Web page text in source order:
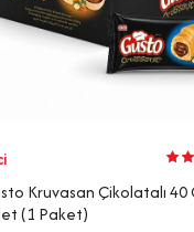
Kruvasan Çikolatalı 40
(1 Paket)